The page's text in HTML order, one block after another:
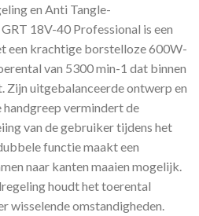
en Anti Tangle-
18V-40 Professional is een
een krachtige borstelloze 600W-
van 5300 min-1 dat binnen
Zijn uitgebalanceerde ontwerp en
vermindert de
van de gebruiker tijdens het
functie maakt een
naar kanten maaien mogelijk.
houdt het toerental
wisselende omstandigheden.